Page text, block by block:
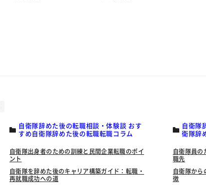
自衛隊辞めた後の転職相談・体験談 おす
すめ自衛隊辞めた後の転職転職コラム
自衛隊出身者のための訓練と民間企業転職のポイ
ント
自衛隊を辞めた後のキャリア構築ガイド：転職・
再就職成功への道
自衛隊
衛隊辞
自衛隊員の
職先
自衛隊から
徴